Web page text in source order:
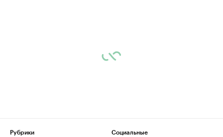
Рубрики
Социальные